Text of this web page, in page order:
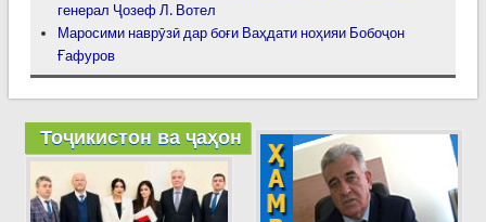
генерал Ҷозеф Л. Вотел
Маросими наврӯзӣ дар боғи Ваҳдати ноҳияи Бобоҷон
Ғафуров
Тоҷикистон ва ҷаҳон